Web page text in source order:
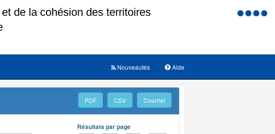
Menu
Aide
Nouveautés
PDF CSV Courriel
Résultats par page